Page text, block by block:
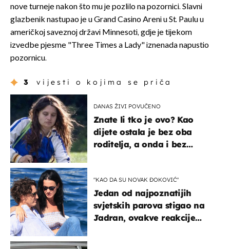
nove turneje nakon što mu je pozlilo na pozornici. Slavni
glazbenik nastupao je u Grand Casino Areni u St. Paulu u
američkoj saveznoj državi Minnesoti, gdje je tijekom
izvedbe pjesme "Three Times a Lady" iznenada napustio
pozornicu.
3 vijesti o kojima se priča
DANAS ŽIVI POVUČENO
Znate li tko je ovo? Kao
dijete ostala je bez oba
roditelja, a onda i bez
"KAO DA SU NOVAK ĐOKOVIĆ"
Jedan od najpoznatijih
svjetskih parova stigao na
Jadran, ovakve reakcije